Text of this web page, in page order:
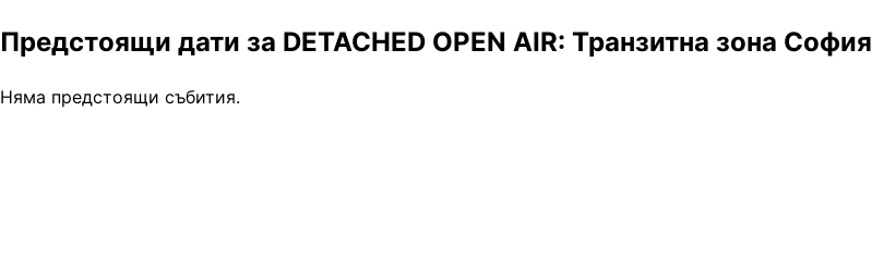
Предстоящи дати за DETACHED OPEN AIR: Транзитна зона София
Няма предстоящи събития.